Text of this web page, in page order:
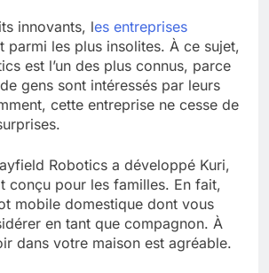
innovants, les entreprises
parmi les plus insolites. À ce sujet,
est l’un des plus connus, parce
gens sont intéressés par leurs
cette entreprise ne cesse de
Robotics a développé Kuri,
conçu pour les familles. En fait,
mobile domestique dont vous
en tant que compagnon. À
dans votre maison est agréable.